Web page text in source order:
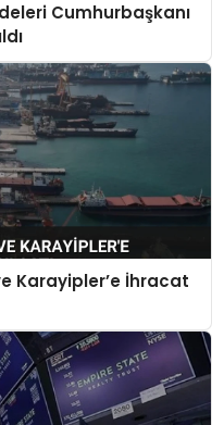
Cumhurbaşkanı
Karayipler’e İhracat